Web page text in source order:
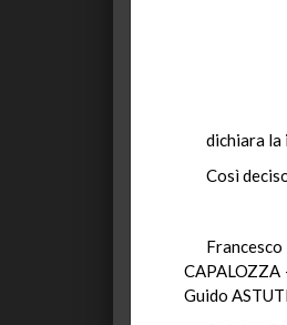
dichiara la
Così
Guido